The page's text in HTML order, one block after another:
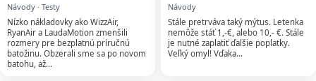
Návody· Testy
Nízko nákladovky ako WizzAir,
RyanAir a LaudaMotion zmenšili
rozmery pre bezplatnú príručnú
batožinu. Obzerali sme sa po novom
batohu, až…
Návody
Stále pretrváva taký mýtus. Letenka
nemôže stáť 1,-€, alebo 10,- €. Stále
je nutné zaplatiť ďalšie poplatky.
Veľký omyl! Vďaka…